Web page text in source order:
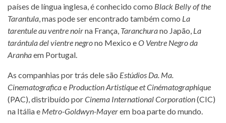
países de língua inglesa, é conhecido como Black Belly of the
Tarantula, mas pode ser encontrado também como La
tarentule au ventre noirna França, Taranchurano Japão, La
tarántula del vientre negrono Mexico eO Ventre Negro da
Aranhaem Portugal.
As companhias por trás dele são Estúdios Da. Ma.
Cinematograficae Production Artistique et Cinématographique
(PAC), distribuído porCinema International Corporation(CIC)
na Itália e Metro-Goldwyn-Mayerem boa parte do mundo.